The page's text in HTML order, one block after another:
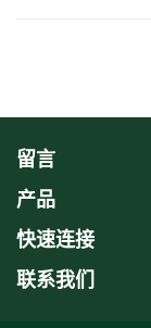
留言
产品
快速连接
联系我们